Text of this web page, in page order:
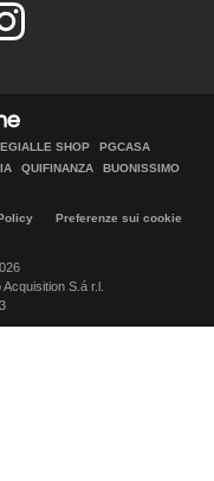
SHOP
PGCASA
QUIFINANZA
BUONISSIMO
Preferenze sui cookie
S.á r.l.